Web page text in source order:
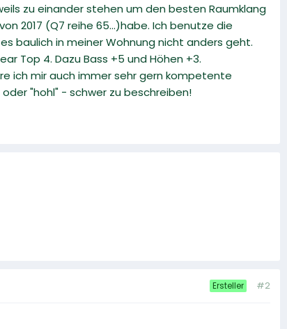
zu einander stehen um den besten Raumklang
2017 (Q7 reihe 65...)habe. Ich benutze die
baulich in meiner Wohnung nicht anders geht.
Top 4. Dazu Bass +5 und Höhen +3.
ich mir auch immer sehr gern kompetente
"hohl" - schwer zu beschreiben!
Ersteller #2